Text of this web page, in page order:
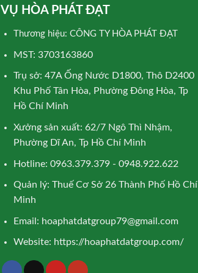
VỤ HÒA PHÁT ĐẠT
Thương hiệu: CÔNG TY HÒA PHÁT ĐẠT
MST: 3703163860
Trụ sở: 47A Ống Nước D1800, Thô D2400
Khu Phố Tân Hòa, Phường Đông Hòa, Tp
Hồ Chí Minh
Xưởng sản xuất: 62/7 Ngô Thì Nhậm,
Phường Dĩ An, Tp Hồ Chí Minh
Hotline: 0963.379.379 - 0948.922.622
Quản lý: Thuế Cơ Sở 26 Thành Phố Hồ Chí
Minh
Email: hoaphatdatgroup79@gmail.com
Website: https://hoaphatdatgroup.com/